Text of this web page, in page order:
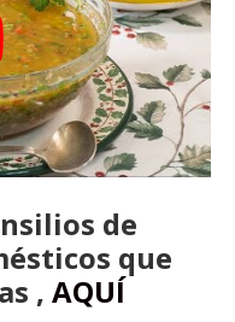
de
que
, AQUÍ